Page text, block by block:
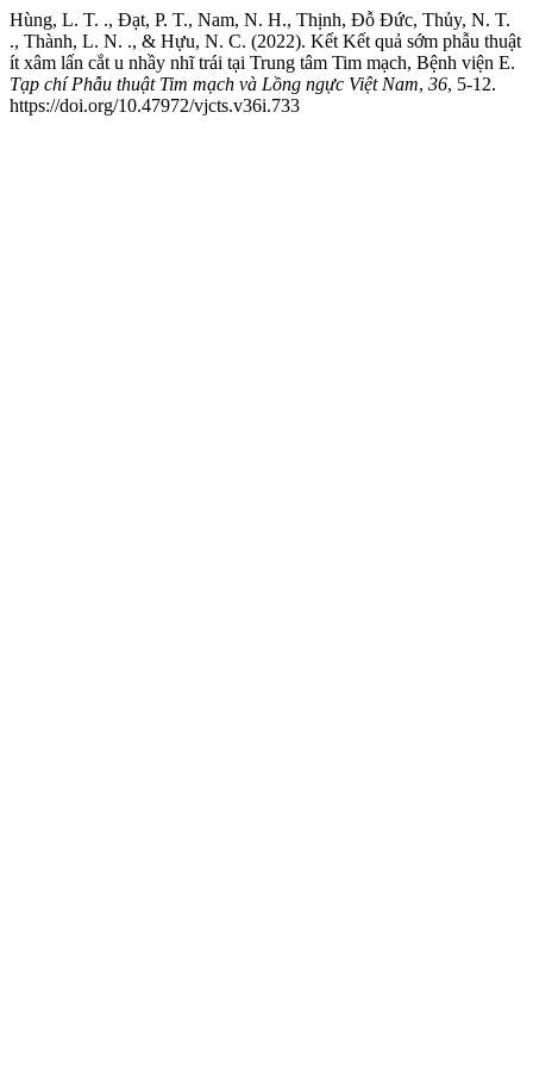
Hùng, L. T. ., Đạt, P. T., Nam, N. H., Thịnh, Đỗ Đức, Thủy, N. T.
., Thành, L. N. ., & Hựu, N. C. (2022). Kết Kết quả sớm phẫu thuật
ít xâm lấn cắt u nhầy nhĩ trái tại Trung tâm Tim mạch, Bệnh viện E.
Tạp chí Phẫu thuật Tim mạch và Lồng ngực Việt Nam, 36, 5-12.
https://doi.org/10.47972/vjcts.v36i.733